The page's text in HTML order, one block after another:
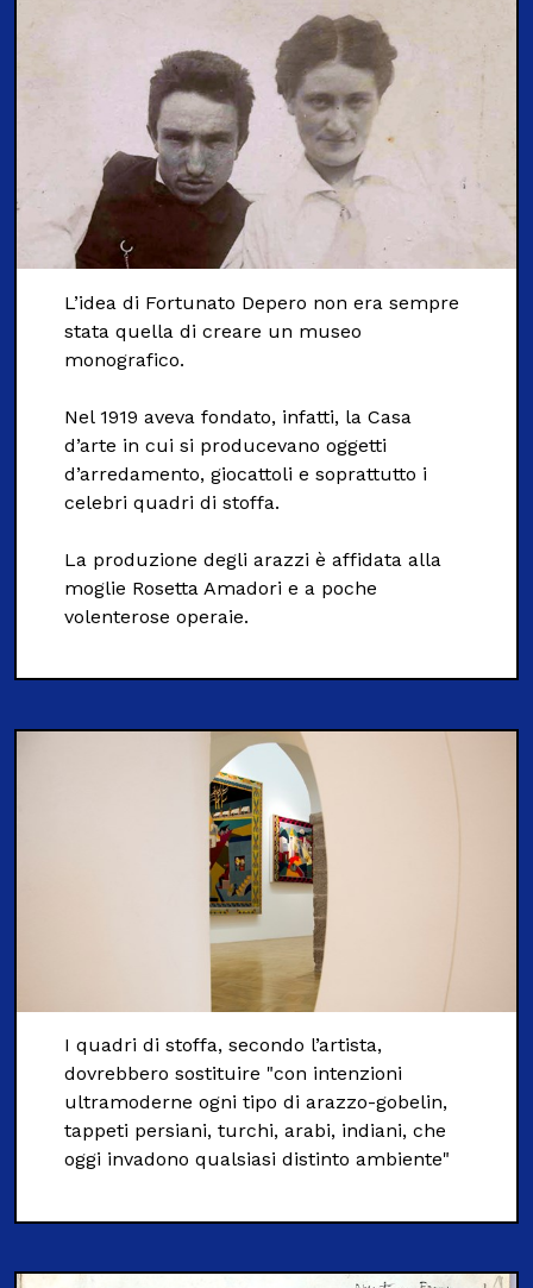
L’idea di Fortunato Depero non era sempre
stata quella di creare un museo
monografico.
Nel 1919 aveva fondato, infatti, la Casa
d’arte in cui si producevano oggetti
d’arredamento, giocattoli e soprattutto i
celebri quadri di stoffa.
La produzione degli arazzi è affidata alla
moglie Rosetta Amadori e a poche
volenterose operaie.
I quadri di stoffa, secondo l’artista,
dovrebbero sostituire "con intenzioni
ultramoderne ogni tipo di arazzo-gobelin,
tappeti persiani, turchi, arabi, indiani, che
oggi invadono qualsiasi distinto ambiente"